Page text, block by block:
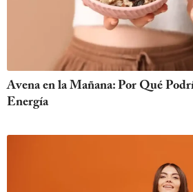
Avena en la Mañana: Por Qué
Energía